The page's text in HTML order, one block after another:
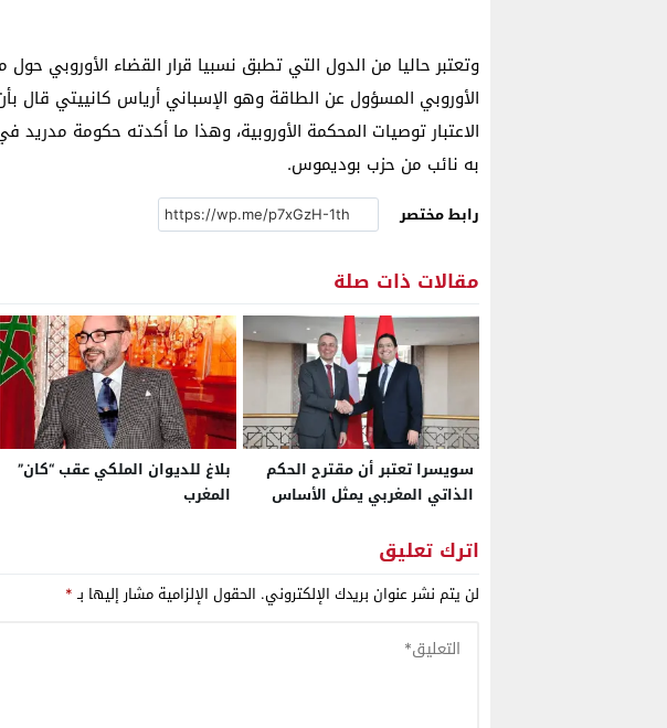
وتعتبر حاليا من الدول التي تطبق نسبيا قرار القضاء الأوروبي
الأوروبي المسؤول عن الطاقة وهو الإسباني أرياس كانييتي قال
الاعتبار توصيات المحكمة الأوروبية، وهذا ما أكدته حكومة
به نائب من حزب بوديموس.
رابط مختصر
مقالات ذات صلة
سويسرا تعتبر أن مقترح الحكم
الذاتي المغربي يمثل الأساس
وبراغماتية لحل نزاع الصحراء
بلاغ للديوان الملكي عقب “كان”
المغرب
اترك تعليق
لن يتم نشر عنوان بريدك الإلكتروني. الحقول الإلزامية مشار إليها بـ*